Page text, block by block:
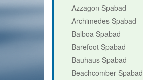
Azzagon Spabad
Archimedes Spabad
Balboa Spabad
Barefoot Spabad
Bauhaus Spabad
Beachcomber Spabad